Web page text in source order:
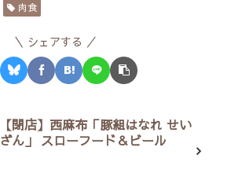
肉食
シェアする
【閉店】西麻布「豚組はなれ せい
ざん」 スローフード＆ビール